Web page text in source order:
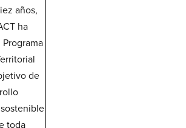
años,
ha
de
toda